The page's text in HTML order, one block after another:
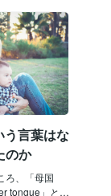
ず、反逆者を
「串刺し公(Vl
れていたそ
だったか
。 ですので、
をそのまま英
いことがあり
エアコン買う
家電量販店で
。この場合の
意味ですが、
いう意味はあ
Learner's Dict
てみるとpro
the public nee
or a pri
言葉はな
のか
ろ、「母国
tongue」とい